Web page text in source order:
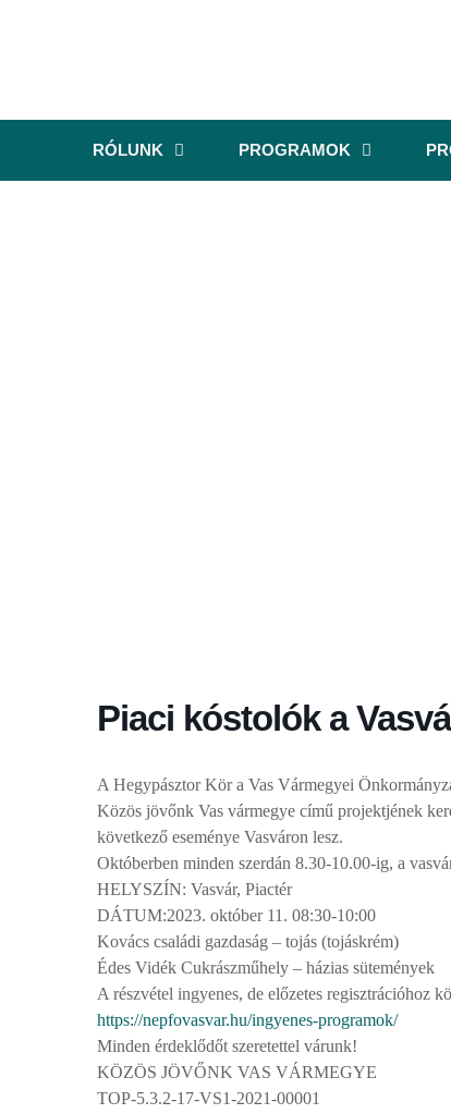
RÓLUNK PROGRAMOK
Piaci kóstolók a
A Hegypásztor Kör a Vas Vármegyei
Közös jövőnk Vas vármegye című projektjének
következő eseménye Vasváron lesz.
Októberben minden szerdán 8.30-10.00-ig, a
HELYSZÍN: Vasvár, Piactér
DÁTUM:2023. október 11. 08:30-10:00
Kovács családi gazdaság – tojás (tojáskrém)
Édes Vidék Cukrászműhely – házias sütemények
A részvétel ingyenes, de előzetes regisztrációhoz
https://nepfovasvar.hu/ingyenes-programok/
Minden érdeklődőt szeretettel várunk!
KÖZÖS JÖVŐNK VAS VÁRMEGYE
TOP-5.3.2-17-VS1-2021-00001